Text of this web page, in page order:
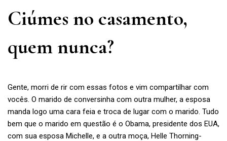
Ciúmes no casamento,
quem nunca?
Gente, morri de rir com essas fotos e vim compartilhar com
vocês. O marido de conversinha com outra mulher, a esposa
manda logo uma cara feia e troca de lugar com o marido. Tudo
bem que o marido em questão é o Obama, presidente dos EUA,
com sua esposa Michelle, e a outra moça, Helle Thorning-